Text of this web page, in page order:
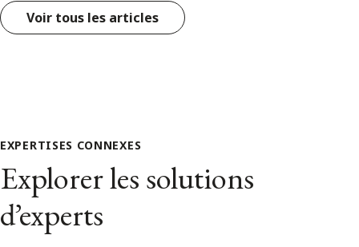
Voir tous les articles
EXPERTISES CONNEXES
Explorer les solutions
d’experts